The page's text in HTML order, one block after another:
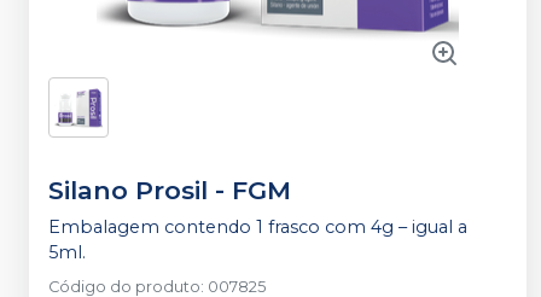
Silano Prosil - FGM
Embalagem contendo 1 frasco com 4g – igual a
5ml.
Código do produto: 007825